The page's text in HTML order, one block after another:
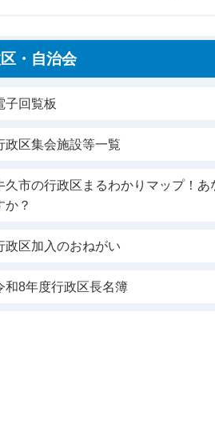
・自治会
子回覧板
政区集会施設等一覧
久市の行政区まるわかりマップ！
か？
政区加入のおねがい
和8年度行政区長名簿